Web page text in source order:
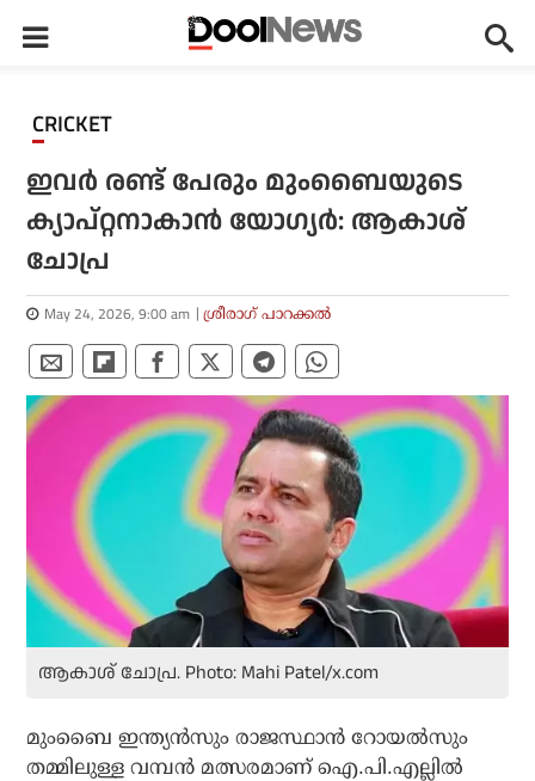
CRICKET
ഇവര്‍ രണ്ട് പേരും മുംബൈയുടെ
ക്യാപ്റ്റനാകാന്‍ യോഗ്യര്‍: ആകാശ്
ചോപ്ര
May 24, 2026, 9:00 am ശ്രീരാഗ് പാറക്കല്‍
ആകാശ് ചോപ്ര. Photo: Mahi Patel/x.com
മുംബൈ ഇന്ത്യന്‍സും രാജസ്ഥാന്‍ റോയല്‍സും
തമ്മിലുള്ള വമ്പന്‍ മത്സരമാണ് ഐ.പി.എല്ലില്‍